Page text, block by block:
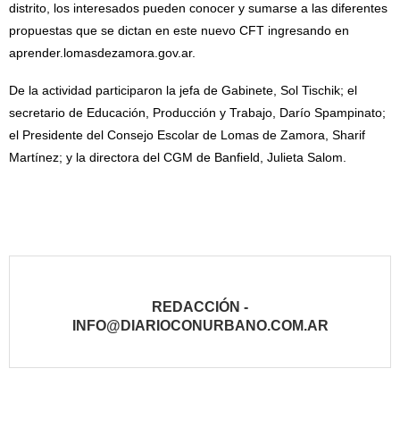
distrito, los interesados pueden conocer y sumarse a las diferentes
propuestas que se dictan en este nuevo CFT ingresando en
aprender.lomasdezamora.gov.ar.
De la actividad participaron la jefa de Gabinete, Sol Tischik; el
secretario de Educación, Producción y Trabajo, Darío Spampinato;
el Presidente del Consejo Escolar de Lomas de Zamora, Sharif
Martínez; y la directora del CGM de Banfield, Julieta Salom.
REDACCIÓN -
INFO@DIARIOCONURBANO.COM.AR